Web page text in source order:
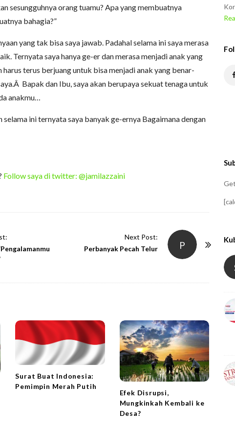
sesungguhnya orang tuamu? Apa yang membuatnya
bahagia?”
yang tak bisa saya jawab. Padahal selama ini saya merasa
Ternyata saya hanya ge-er dan merasa menjadi anak yang
harus terus berjuang untuk bisa menjadi anak yang benar-
Bapak dan Ibu, saya akan berupaya sekuat tenaga untuk
anakmu…
selama ini ternyata saya banyak ge-ernya Bagaimana dengan
Follow saya di twitter: @jamilazzaini
P
Next Post:
Perbanyak Pecah Telur
Surat Buat Indonesia:
Pemimpin Merah Putih
Efek Disrupsi,
Mungkinkah Kembali ke
Desa?